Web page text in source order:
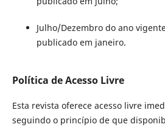
Julho/Dezembro do ano
publicado em janeiro.
Política de Acesso Livre
Esta revista oferece acesso livre
seguindo o princípio de que